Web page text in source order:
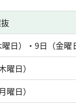
日）・9日（金曜
日）
日）